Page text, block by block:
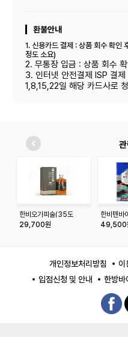
환불안내
1. 신용카드 결제 : 상품 회수 확인
정도 소요)
2. 무통장 입금 : 상품 회수
3. 인터넷 안전결제 ISP 결
1,8,15,22일 해당 카드사로
한비오가피술(35도
_375ml)
29,700원
한비텐바
_750ml)
49,500
개인정보처리방침 이
입점신청 및 안내
한방바